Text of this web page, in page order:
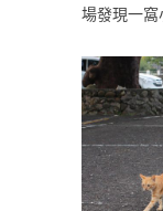
場發現一窩